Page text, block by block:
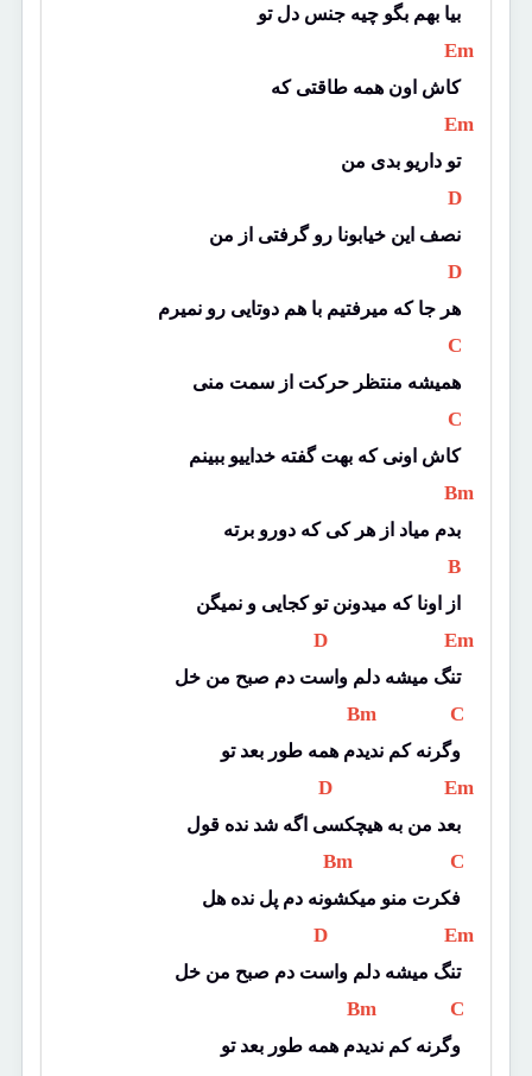
بیا بهم بگو چیه جنس دل تو
Em
کاش اون همه طاقتی که
Em
تو داریو بدی من
D
نصف این خیابونا رو گرفتی از من
D
هر جا که میرفتیم با هم دوتایی رو نمیرم
C
همیشه منتظر حرکت از سمت منی
C
کاش اونی که بهت گفته خداییو ببینم
Bm
بدم میاد از هر کی که دورو برته
B
از اونا که میدونن تو کجایی و نمیگن
D Em
تنگ میشه دلم واست دم صبح من خل
Bm C
وگرنه کم ندیدم همه طور بعد تو
D Em
بعد من به هیچکسی اگه شد نده قول
Bm C
فکرت منو میکشونه دم پل نده هل
D Em
تنگ میشه دلم واست دم صبح من خل
Bm C
وگرنه کم ندیدم همه طور بعد تو